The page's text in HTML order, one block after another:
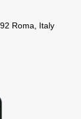
Roma, Italy